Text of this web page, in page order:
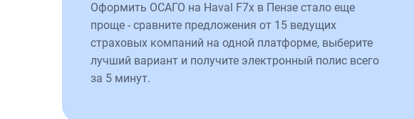
Оформить ОСАГО на Haval F7x в Пензе стало еще
проще - сравните предложения от 15 ведущих
страховых компаний на одной платформе, выберите
лучший вариант и получите электронный полис всего
за 5 минут.